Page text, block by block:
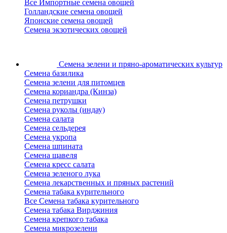
Все Импортные семена овощей
Голландские семена овощей
Японские семена овощей
Семена экзотических овощей
Семена зелени и пряно-ароматических культур
Семена базилика
Семена зелени для питомцев
Семена кориандра (Кинза)
Семена петрушки
Семена руколы (индау)
Семена салата
Семена сельдерея
Семена укропа
Семена шпината
Семена щавеля
Семена кресс салата
Семена зеленого лука
Семена лекарственных и пряных растений
Семена табака курительного
Все Семена табака курительного
Семена табака Вирджиния
Семена крепкого табака
Семена микрозелени